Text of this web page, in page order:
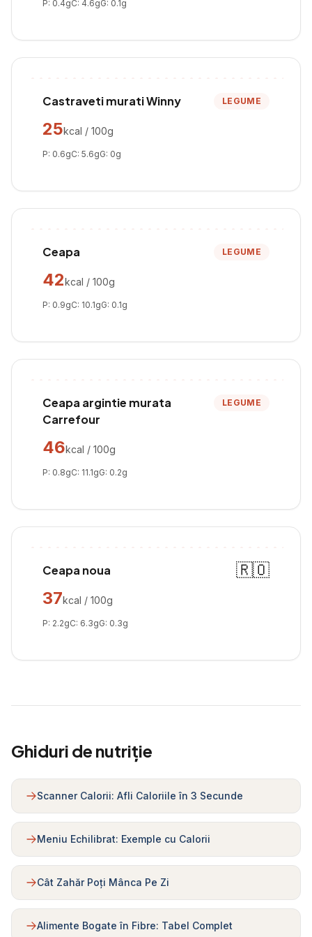
P: 0.4gC: 4.6gG: 0.1 g
Castraveti murati Winny LEGUME
25kcal / 100g
P: 0.6gC: 5.6gG: 0g
Ceapa LEGUME
42kcal / 100g
P: 0.9gC: 10.1gG: 0.1g
Ceapa argintie murata
Carrefour
LEGUME
46kcal / 100g
P: 0.8gC: 11.1gG: 0.2g
Ceapa noua
🇷🇴
37kcal / 100g
P: 2.2gC: 6.3gG: 0.3g
Ghiduri de nutriție
Scanner Calorii: Afli Caloriile în 3 Secunde
Meniu Echilibrat: Exemple cu Calorii
Cât Zahăr Poți Mânca Pe Zi
Alimente Bogate în Fibre: Tabel Complet